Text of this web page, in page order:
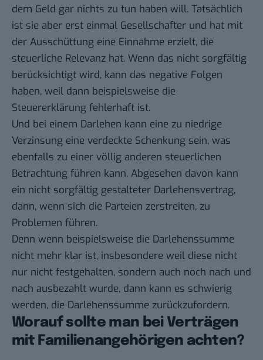
dem Geld gar nichts zu tun haben will. Tatsächlich
ist sie aber erst einmal Gesellschafter und hat mit
der Ausschüttung eine Einnahme erzielt, die
steuerliche Relevanz hat. Wenn das nicht sorgfältig
berücksichtigt wird, kann das negative Folgen
haben, weil dann beispielsweise die
Steuererklärung fehlerhaft ist.
Und bei einem Darlehen kann eine zu niedrige
Verzinsung eine verdeckte Schenkung sein, was
ebenfalls zu einer völlig anderen steuerlichen
Betrachtung führen kann. Abgesehen davon kann
ein nicht sorgfältig gestalteter Darlehensvertrag,
dann, wenn sich die Parteien zerstreiten, zu
Problemen führen.
Denn wenn beispielsweise die Darlehenssumme
nicht mehr klar ist, insbesondere weil diese nicht
nur nicht festgehalten, sondern auch noch nach und
nach ausbezahlt wurde, dann kann es schwierig
werden, die Darlehenssumme zurückzufordern.
Worauf sollte man bei Verträgen
mit Familienangehörigen achten?